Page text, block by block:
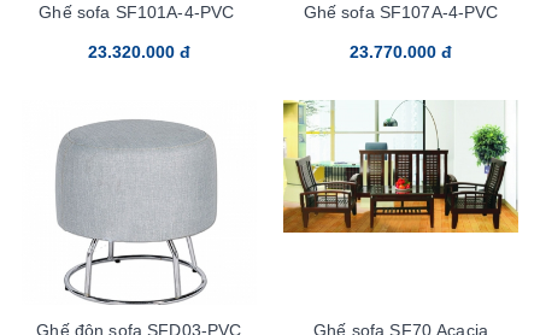
Ghế sofa SF101A-4-PVC
23.320.000 đ
Ghế sofa SF107A-4-PVC
23.770.000 đ
Ghế đôn sofa SFD03-PVC Ghế sofa SF70 Acacia